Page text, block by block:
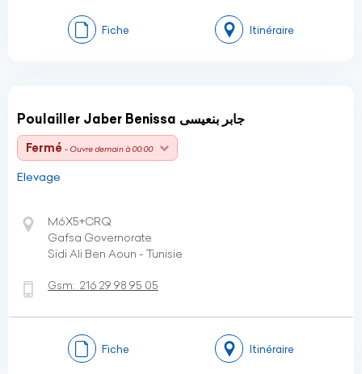
Fiche Itinéraire
Poulailler Jaber Benissa جابر بنعيسى
Fermé - Ouvre demain à 00:00
Elevage
M6X5+CRQ
Gafsa Governorate
Sidi Ali Ben Aoun - Tunisie
Gsm: 216 29 98 95 05
Fiche Itinéraire